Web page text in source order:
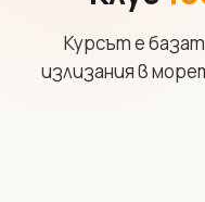
Курсът е
излизания в